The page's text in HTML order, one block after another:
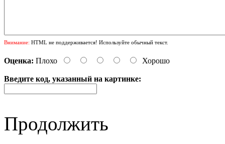
Внимание: HTML не поддерживается! Используйте обычный текст.
Оценка: Плохо Хорошо
Введите код, указанный на картинке:
Продолжить